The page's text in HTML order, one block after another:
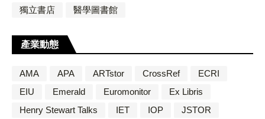
獨立書店
醫學圖書館
產業動態
AMA APA ARTstor CrossRef
ECRI
EIU
Emerald Euromonitor
Ex Libris
Henry Stewart Talks
IET IOP
JSTOR